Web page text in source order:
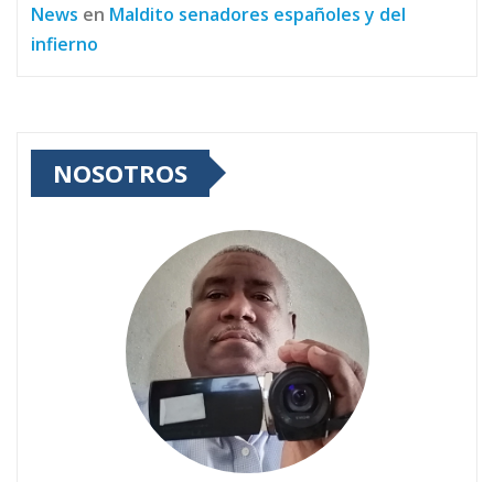
News en Maldito senadores españoles y del
infierno
NOSOTROS